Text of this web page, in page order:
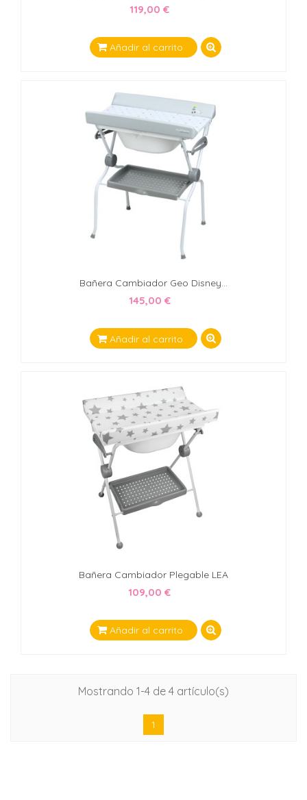
119,00 €
Añadir al carrito
Bañera Cambiador Geo Disney...
145,00 €
Añadir al carrito
Bañera Cambiador Plegable LEA
109,00 €
Añadir al carrito
Mostrando 1-4 de 4 artículo(s)
1